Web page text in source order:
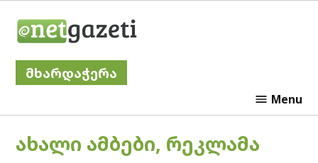
მხარდაჭერა
Menu
POSTED
ᲐᲮᲐᲚᲘ ᲐᲛᲑᲔᲑᲘ, ᲠᲔᲙᲚᲐᲛᲐ